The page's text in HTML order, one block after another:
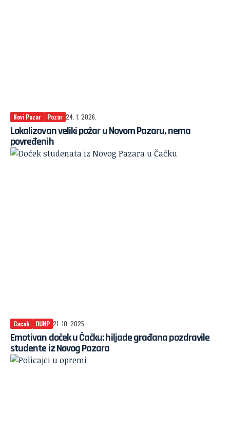
Novi Pazar Pozar 24. 1. 2026.
Lokalizovan veliki požar u Novom Pazaru, nema
povređenih
Cacak DUNP 21. 10. 2025.
Emotivan doček u Čačku: hiljade građana pozdravile
studente iz Novog Pazara